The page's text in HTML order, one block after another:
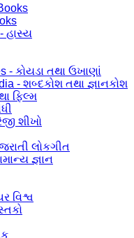
હાસ્ય
- કોયડા તથા ઉખાણાં
- શબ્દકોશ તથા જ્ઞાનકોશ
ફિલ્મ
શીખો
લોકગીત
જ્ઞાન
વિશ્વ